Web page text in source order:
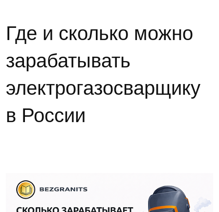
Где и сколько можно
зарабатывать
электрогазосварщику
в России